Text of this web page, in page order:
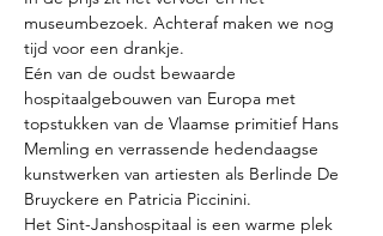
museumbezoek. Achteraf maken we nog
tijd voor een drankje.
Eén van de oudst bewaarde
hospitaalgebouwen van Europa met
topstukken van de Vlaamse primitief Hans
Memling en verrassende hedendaagse
kunstwerken van artiesten als Berlinde De
Bruyckere en Patricia Piccinini.
Het Sint-Janshospitaal is een warme plek